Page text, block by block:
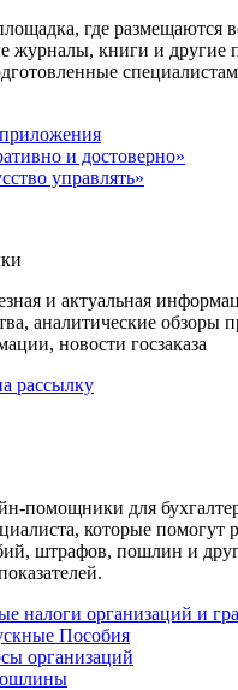
где размещаются
журналы, книги и другие
и достоверно»
управлять»
и актуальная
аналитические обзоры
новости госзаказа
рассылку
помощники для
которые помогут
штрафов, пошлин и
налоги организаций и
Пособия
организаций